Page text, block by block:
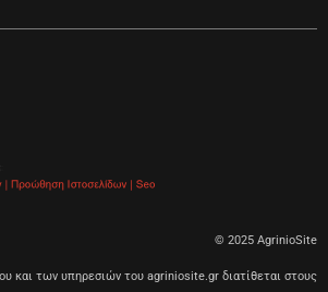
© 2025 AgrinioSite
και των υπηρεσιών του agriniosite.gr διατίθεται στους